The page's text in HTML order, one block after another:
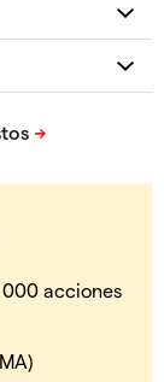
acciones